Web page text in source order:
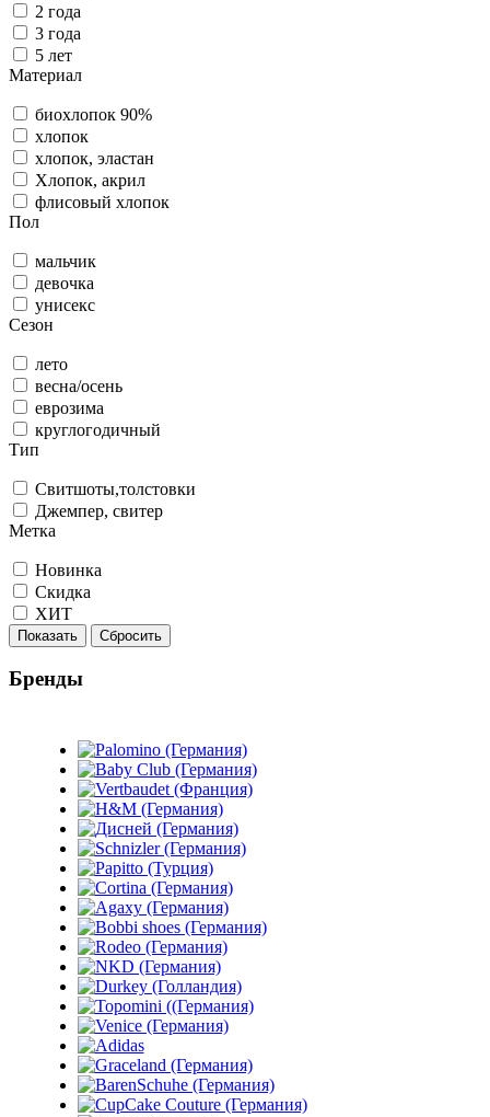
2 года
3 года
5 лет
Материал
биохлопок 90%
хлопок
хлопок, эластан
Хлопок, акрил
флисовый хлопок
Пол
мальчик
девочка
унисекс
Сезон
лето
весна/осень
еврозима
круглогодичный
Тип
Свитшоты,толстовки
Джемпер, свитер
Метка
Новинка
Скидка
ХИТ
Показать Сбросить
Бренды